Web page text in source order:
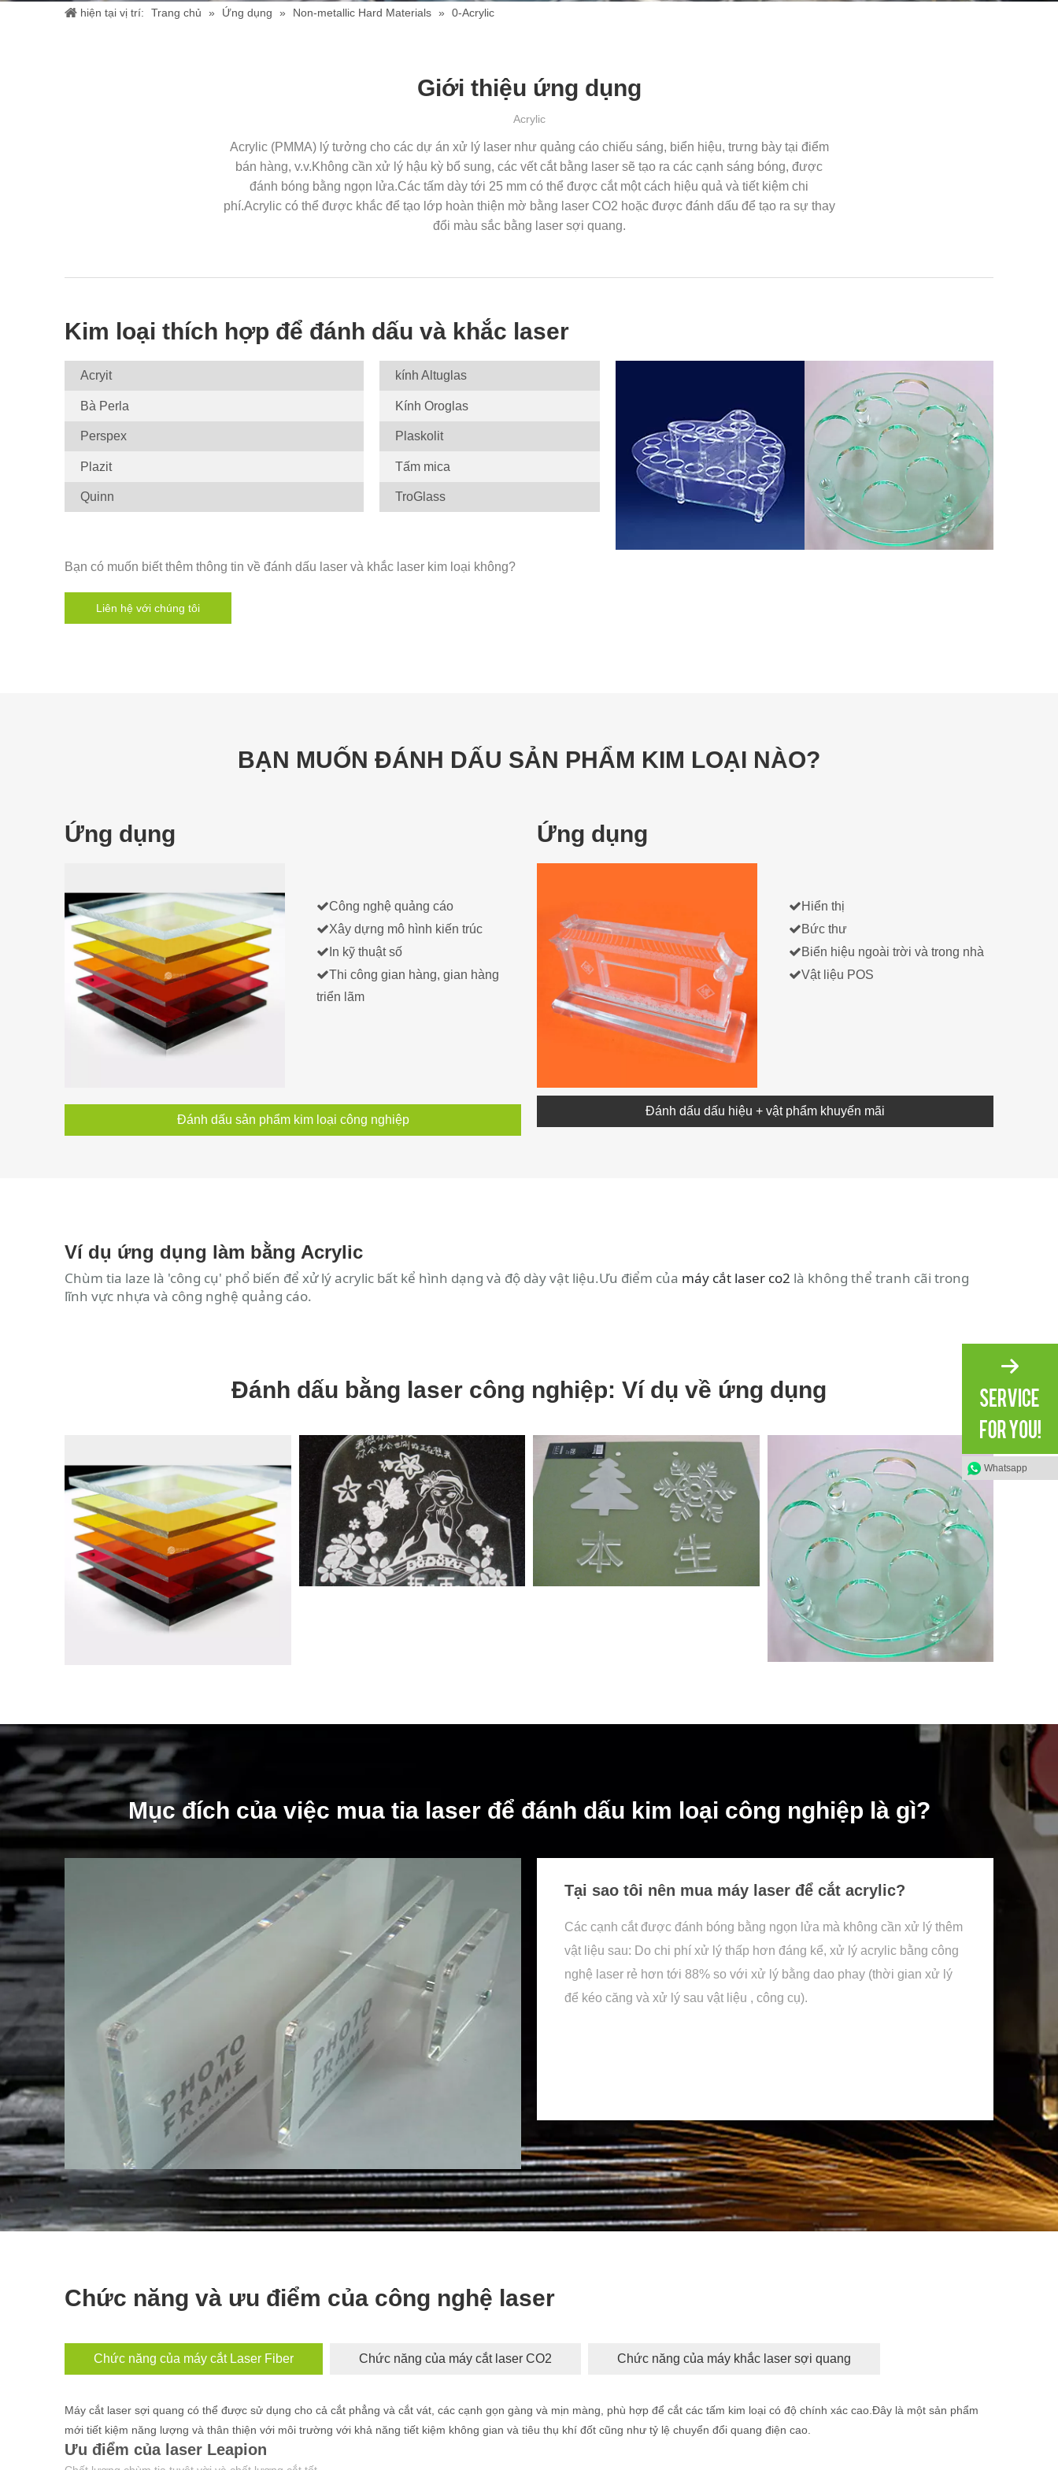
hiện tại vị trí: Trang chủ » Ứng dụng » Non-metallic Hard Materials » 0-Acrylic
Giới thiệu ứng dụng
Acrylic
Acrylic (PMMA) lý tưởng cho các dự án xử lý laser như quảng cáo chiếu sáng, biển hiệu, trưng bày tại điểm
bán hàng, v.v.Không cần xử lý hậu kỳ bổ sung, các vết cắt bằng laser sẽ tạo ra các cạnh sáng bóng, được
đánh bóng bằng ngọn lửa.Các tấm dày tới 25 mm có thể được cắt một cách hiệu quả và tiết kiệm chi
phí.Acrylic có thể được khắc để tạo lớp hoàn thiện mờ bằng laser CO2 hoặc được đánh dấu để tạo ra sự thay
đổi màu sắc bằng laser sợi quang.
Kim loại thích hợp để đánh dấu và khắc laser
Acryit
Bà Perla
Perspex
Plazit
Quinn
kính Altuglas
Kính Oroglas
Plaskolit
Tấm mica
TroGlass
Bạn có muốn biết thêm thông tin về đánh dấu laser và khắc laser kim loại không?
Liên hệ với chúng tôi
BẠN MUỐN ĐÁNH DẤU SẢN PHẨM KIM LOẠI NÀO?
Ứng dụng
Công nghệ quảng cáo
Xây dựng mô hình kiến ​​trúc
 In kỹ thuật số
Thi công gian hàng, gian hàng
triển lãm
Đánh dấu sản phẩm kim loại công nghiệp
Ứng dụng
Hiển thị
Bức thư
Biển hiệu ngoài trời và trong nhà
Vật liệu POS
Đánh dấu dấu hiệu + vật phẩm khuyến mãi
Ví dụ ứng dụng làm bằng Acrylic
Chùm tia laze là 'công cụ' phổ biến để xử lý acrylic bất kể hình dạng và độ dày vật liệu.Ưu điểm của máy cắt laser co2 ​ là không thể tranh cãi trong
lĩnh vực nhựa và công nghệ quảng cáo.
Đánh dấu bằng laser công nghiệp: Ví dụ về ứng dụng
Mục đích của việc mua tia laser để đánh dấu kim loại công nghiệp là gì?
Tại sao tôi nên mua máy laser để cắt acrylic?
Các cạnh cắt được đánh bóng bằng ngọn lửa mà không cần xử lý thêm
vật liệu sau: Do chi phí xử lý thấp hơn đáng kể, xử lý acrylic bằng công
nghệ laser rẻ hơn tới 88% so với xử lý bằng dao phay (thời gian xử lý
để kéo căng và xử lý sau vật liệu , công cụ).
Chức năng và ưu điểm của công nghệ laser
Chức năng của máy cắt Laser Fiber Chức năng của máy cắt laser CO2 Chức năng của máy khắc laser sợi quang
Máy cắt laser sợi quang có thể được sử dụng cho cả cắt phẳng và cắt vát, các cạnh gọn gàng và mịn màng, phù hợp để cắt các tấm kim loại có độ chính xác cao.Đây là một sản phẩm
mới tiết kiệm năng lượng và thân thiện với môi trường với khả năng tiết kiệm không gian và tiêu thụ khí đốt cũng như tỷ lệ chuyển đổi quang điện cao.
Ưu điểm của laser Leapion
Whatsapp